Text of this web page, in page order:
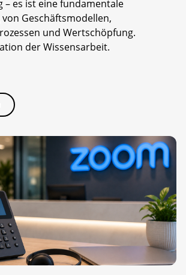
es ist eine fundamentale
Geschäftsmodellen,
und Wertschöpfung.
der Wissensarbeit.